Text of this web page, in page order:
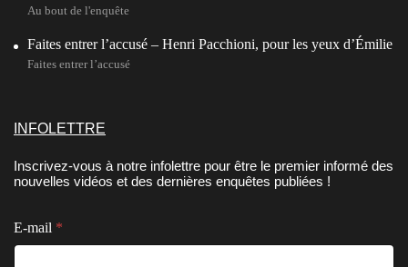
Au bout de l'enquête
Faites entrer l’accusé – Henri Pacchioni, pour les yeux d’Émilie
Faites entrer l’accusé
INFOLETTRE
Inscrivez-vous à notre infolettre pour être le premier informé des
nouvelles vidéos et des dernières enquêtes publiées !
C
o
E-mail *